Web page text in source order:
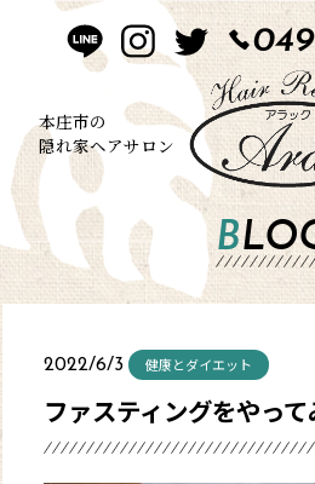
HOME
CONCEPT
STYLE
MENU
SALON
CONTACT
本庄市の
隠れ家ヘアサロン
2022/6/3 健康とダイエット
ファスティングをやっ